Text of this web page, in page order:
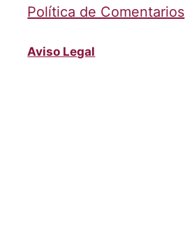
Política de Comentarios
Aviso Legal